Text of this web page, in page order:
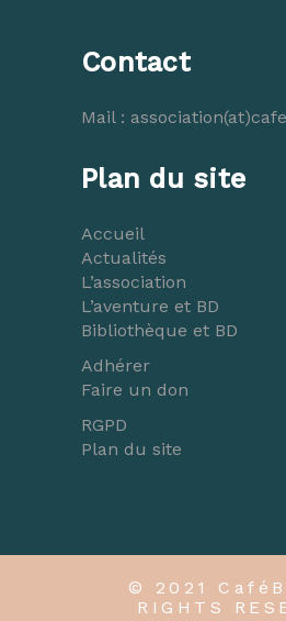
Contact
Mail :
Plan du site
Accueil
Actualités
L’association
L’aventure et BD
Bibliothèque et BD
Adhérer
Faire un don
RGPD
Plan du site
© 2021
RIGHTS